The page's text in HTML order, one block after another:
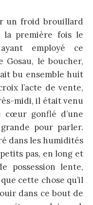
un froid brouillard
la première fois le
employé ce
Gosau, le boucher,
bu ensemble huit
l’acte de vente,
midi, il était venu
gonflé d’une
pour parler.
dans les humidités
pas, en long et
possession lente,
cette chose qu’il
dans ce bout de